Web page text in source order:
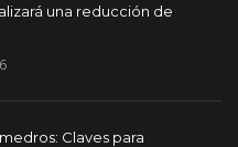
una reducción de
Claves para